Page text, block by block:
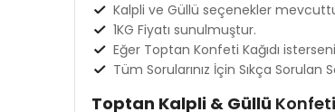
Kalpli ve Güllü seçenekler
1KG Fiyatı sunulmuştur.
Eğer Toptan Konfeti Kağıdı
Tüm Sorularınız İçin Sıkça Sorulan
Toptan Kalpli & Güllü Konfeti